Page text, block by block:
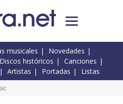
musicales
Novedades
Discos históricos
Canciones
Artistas Portadas Listas